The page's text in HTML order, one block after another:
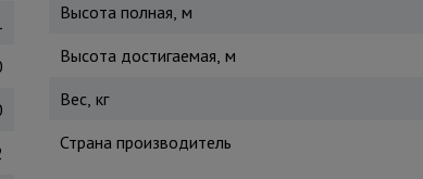
Высота полная, м
Высота достигаемая, м
Вес, кг
Страна производитель